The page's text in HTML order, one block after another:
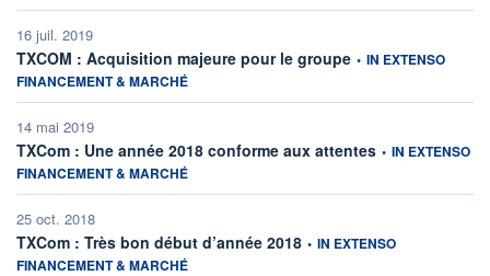
16 juil. 2019
TXCOM : Acquisition majeure pour le groupe information fournie par
• IN EXTENSO
FINANCEMENT & MARCHÉ
14 mai 2019
TXCom : Une année 2018 conforme aux attentes information
• IN EXTENSO
FINANCEMENT & MARCHÉ
25 oct. 2018
TXCom : Très bon début d’année 2018 information fournie par
• IN EXTENSO
FINANCEMENT & MARCHÉ